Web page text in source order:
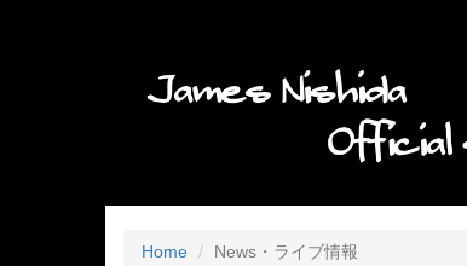
Home News・ライブ情報